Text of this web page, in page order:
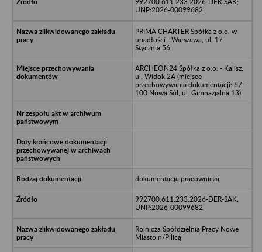
UNP:2026-00099682
PRIMA CHARTER Spółka z o.o. w
upadłości - Warszawa, ul. 17
Stycznia 56
ARCHEON24 Spółka z o.o. - Kalisz,
ul. Widok 2A (miejsce
przechowywania dokumentacji: 67-
100 Nowa Sól, ul. Gimnazjalna 13)
dokumentacja pracownicza
992700.611.233.2026-DER-SAK;
UNP:2026-00099682
Rolnicza Spółdzielnia Pracy Nowe
Miasto n/Pilicą